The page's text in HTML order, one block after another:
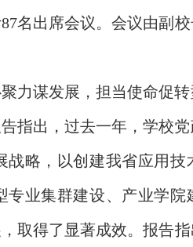
87名出席会议。会议由副
力谋发展，担当使命促
指出，过去一年，学校
略，以创建我省应用技
业集群建设、产业学院
取得了显著成效。报告指